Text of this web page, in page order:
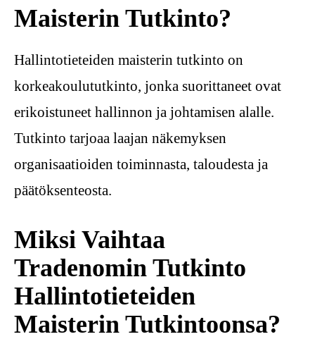
Maisterin Tutkinto?
Hallintotieteiden maisterin tutkinto on
korkeakoulututkinto, jonka suorittaneet ovat
erikoistuneet hallinnon ja johtamisen alalle.
Tutkinto tarjoaa laajan näkemyksen
organisaatioiden toiminnasta, taloudesta ja
päätöksenteosta.
Miksi Vaihtaa
Tradenomin Tutkinto
Hallintotieteiden
Maisterin Tutkintoonsa?